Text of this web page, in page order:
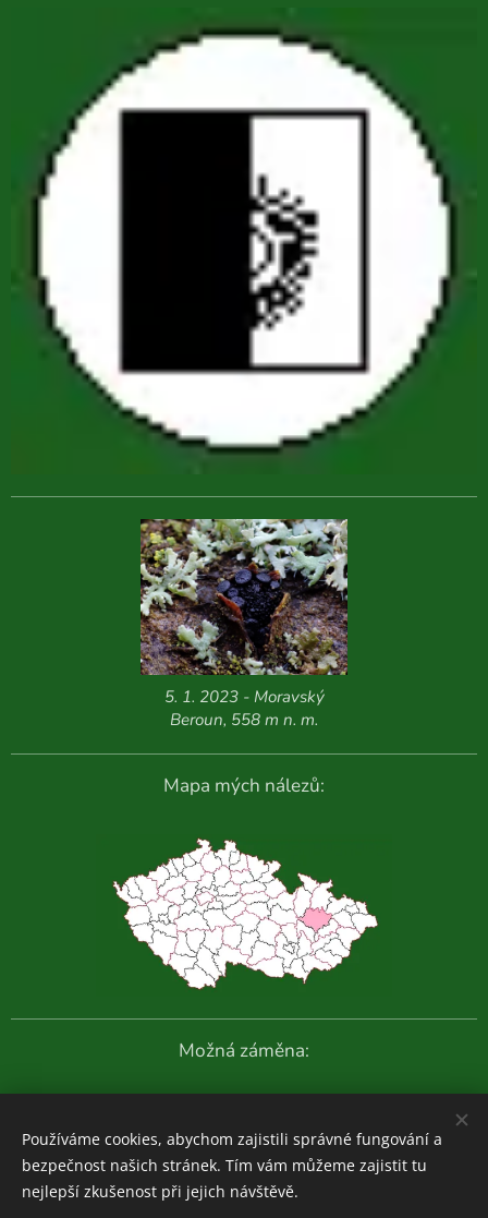
5. 1. 2023 - Moravský
Beroun, 558 m n. m.
Mapa mých nálezů:
Možná záměna:
Další fotografie:
Používáme cookies, abychom zajistili správné fungování a
bezpečnost našich stránek. Tím vám můžeme zajistit tu
nejlepší zkušenost při jejich návštěvě.